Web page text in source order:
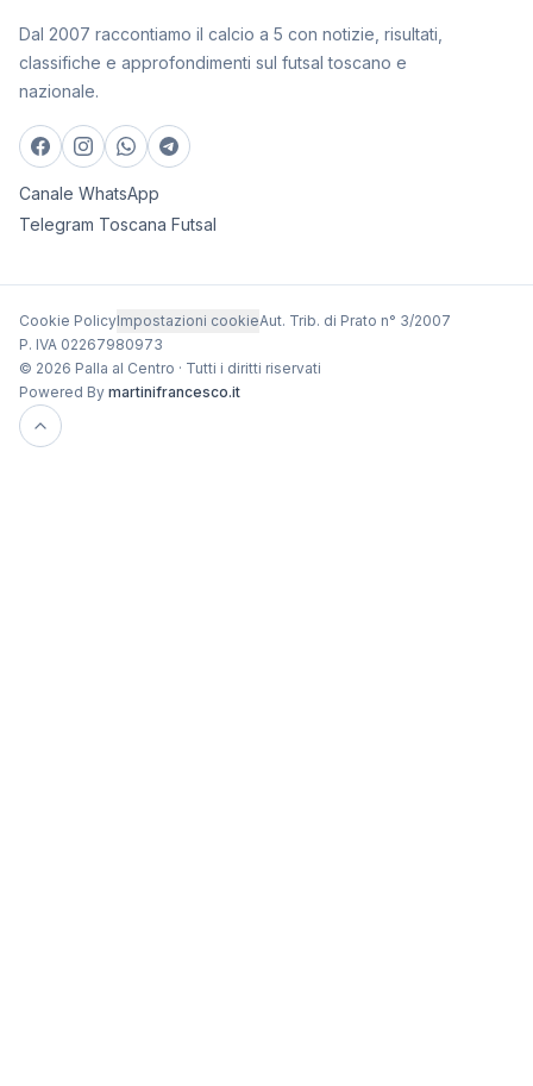
Dal 2007 raccontiamo il calcio a 5 con notizie, risultati,
classifiche e approfondimenti sul futsal toscano e
nazionale.
Canale WhatsApp
Telegram Toscana Futsal
Cookie PolicyImpostazioni cookieAut. Trib. di Prato n° 3/2007
P. IVA 02267980973
© 2026 Palla al Centro · Tutti i diritti riservati
Powered By martinifrancesco.it